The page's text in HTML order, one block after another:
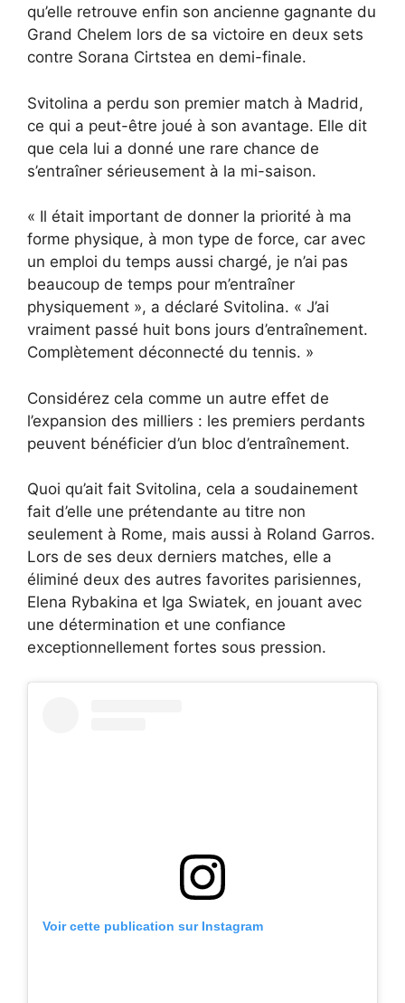
qu’elle retrouve enfin son ancienne gagnante du
Grand Chelem lors de sa victoire en deux sets
contre Sorana Cirtstea en demi-finale.
Svitolina a perdu son premier match à Madrid,
ce qui a peut-être joué à son avantage. Elle dit
que cela lui a donné une rare chance de
s’entraîner sérieusement à la mi-saison.
« Il était important de donner la priorité à ma
forme physique, à mon type de force, car avec
un emploi du temps aussi chargé, je n’ai pas
beaucoup de temps pour m’entraîner
physiquement », a déclaré Svitolina. « J’ai
vraiment passé huit bons jours d’entraînement.
Complètement déconnecté du tennis. »
Considérez cela comme un autre effet de
l’expansion des milliers : les premiers perdants
peuvent bénéficier d’un bloc d’entraînement.
Quoi qu’ait fait Svitolina, cela a soudainement
fait d’elle une prétendante au titre non
seulement à Rome, mais aussi à Roland Garros.
Lors de ses deux derniers matches, elle a
éliminé deux des autres favorites parisiennes,
Elena Rybakina et Iga Swiatek, en jouant avec
une détermination et une confiance
exceptionnellement fortes sous pression.
Voir cette publication sur Instagram